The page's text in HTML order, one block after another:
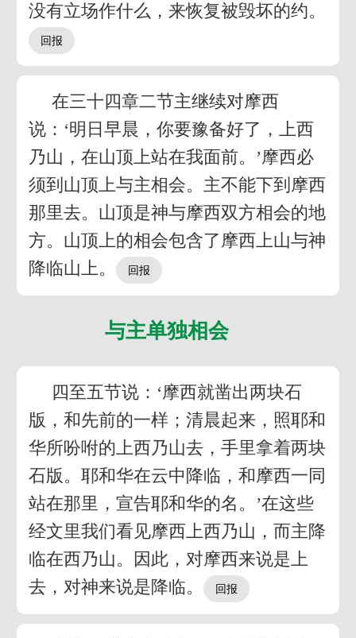
没有立场作什么，来恢复被毁坏的约。
在三十四章二节主继续对摩西
说：‘明日早晨，你要豫备好了，上西
乃山，在山顶上站在我面前。’摩西必
须到山顶上与主相会。主不能下到摩西
那里去。山顶是神与摩西双方相会的地
方。山顶上的相会包含了摩西上山与神
降临山上。
与主单独相会
四至五节说：‘摩西就凿出两块石
版，和先前的一样；清晨起来，照耶和
华所吩咐的上西乃山去，手里拿着两块
石版。耶和华在云中降临，和摩西一同
站在那里，宣告耶和华的名。’在这些
经文里我们看见摩西上西乃山，而主降
临在西乃山。因此，对摩西来说是上
去，对神来说是降临。